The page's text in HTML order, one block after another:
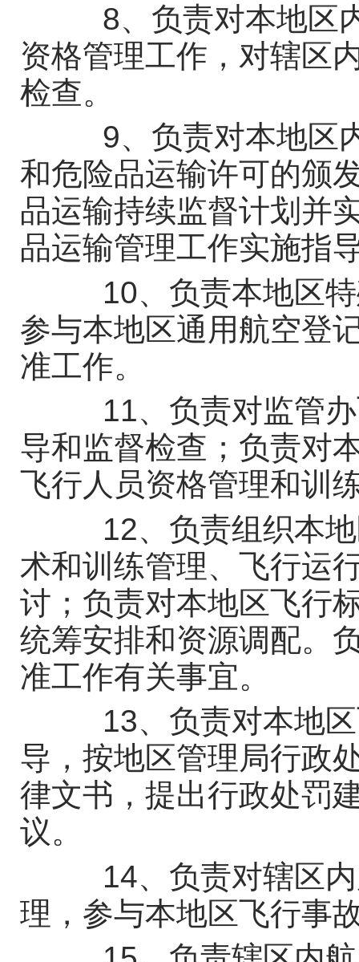
8、负责对本地区内
资格管理工作，对辖区
检查。
9、负责对本地区内
和危险品运输许可的颁
品运输持续监督计划并
品运输管理工作实施指
10、负责本地区特
参与本地区通用航空登
准工作。
11、负责对监管办
导和监督检查；负责对
飞行人员资格管理和训
12、负责组织本地
术和训练管理、飞行运
讨；负责对本地区飞行
统筹安排和资源调配。
准工作有关事宜。
13、负责对本地区
导，按地区管理局行政
律文书，提出行政处罚
议。
14、负责对辖区内
理，参与本地区飞行事